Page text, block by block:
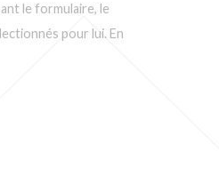
le formulaire, le
pour lui. En